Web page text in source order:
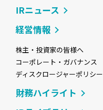
IRニュース
経営情報
株主・投資家の皆様へ
コーポレート・ガバナンス
ディスクロージャーポリシー
財務ハイライト